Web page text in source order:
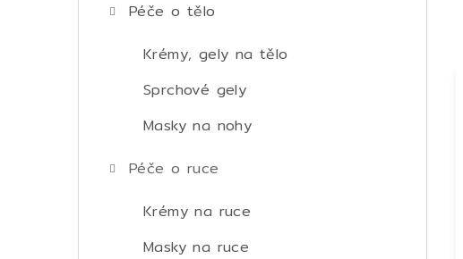
Péče o tělo
Krémy, gely na tělo
Sprchové gely
Masky na nohy
Péče o ruce
Krémy na ruce
Masky na ruce